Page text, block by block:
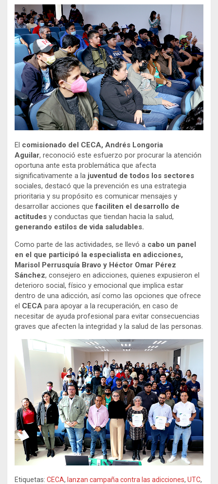
El comisionado del CECA, Andrés Longoria
Aguilar, reconoció este esfuerzo por procurar la atención
oportuna ante esta problemática que afecta
significativamente a la juventud de todos los sectores
sociales, destacó que la prevención es una estrategia
prioritaria y su propósito es comunicar mensajes y
desarrollar acciones quefaciliten el desarrollo de
actitudes y conductas que tiendan hacia la salud,
generando estilos de vida saludables.
Como parte de las actividades, se llevó a cabo un panel
en el que participó la especialista en adicciones,
Marisol Perrusquía Bravo y Héctor Omar Pérez
Sánchez, consejero en adicciones, quienes expusieron el
deterioro social, físico y emocional que implica estar
dentro de una adicción, así como las opciones que ofrece
el CECA para apoyar a la recuperación, en caso de
necesitar de ayuda profesional para evitar consecuencias
graves que afecten la integridad y la salud de las personas.
Etiquetas: CECA, lanzan campaña contra las adicciones, UTC,